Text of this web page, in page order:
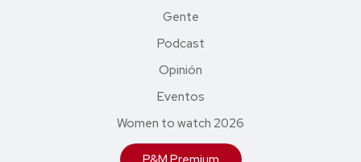
Gente
Podcast
Opinión
Eventos
Women to watch 2026